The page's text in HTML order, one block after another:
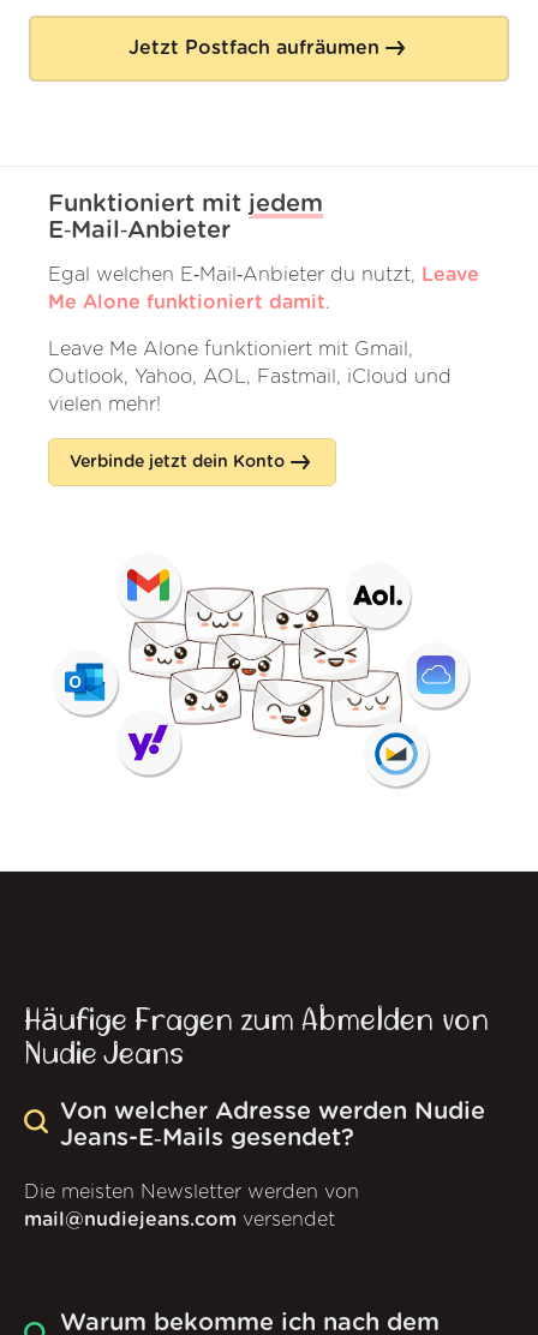
Jetzt Postfach aufräumen
Funktioniert mit jedem
E‑Mail‑Anbieter
Egal welchen E‑Mail‑Anbieter du nutzt,
Leave
Me Alone funktioniert damit.
Leave Me Alone funktioniert mit Gmail,
Outlook, Yahoo, AOL, Fastmail, iCloud und
vielen mehr!
Verbinde jetzt dein Konto
Häufige Fragen zum Abmelden von
Nudie Jeans
Von welcher Adresse werden Nudie
Jeans-E‑Mails gesendet?
Die meisten Newsletter werden von
mail@nudiejeans.com versendet
Warum bekomme ich nach dem